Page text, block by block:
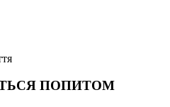
ПОПИТОМ